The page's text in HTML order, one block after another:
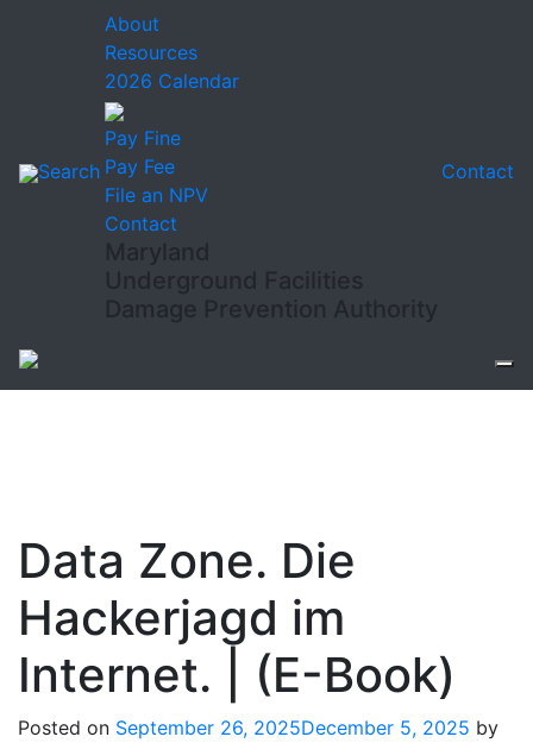
Search
About
Resources
2026 Calendar
Pay Fine
Pay Fee
File an NPV
Contact
Maryland
Underground Facilities
Damage Prevention Authority
Contact
Data Zone. Die
Hackerjagd im
Internet. | (E-Book)
Posted on September 26, 2025December 5, 2025 by